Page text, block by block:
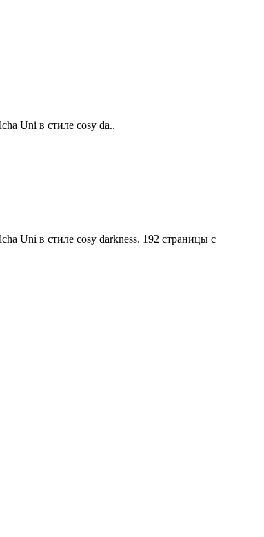
Uni в стиле cosy da..
Uni в стиле cosy darkness. 192 страницы с